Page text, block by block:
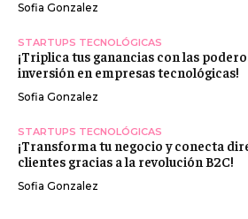
Sofia Gonzalez
STARTUPS TECNOLÓGICAS
¡Triplica tus ganancias con las
inversión en empresas tecnológicas!
Sofia Gonzalez
STARTUPS TECNOLÓGICAS
¡Transforma tu negocio y conecta
clientes gracias a la revolución B2C!
Sofia Gonzalez